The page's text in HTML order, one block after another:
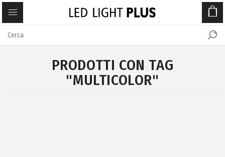
PRODOTTI CON TAG
"MULTICOLOR"